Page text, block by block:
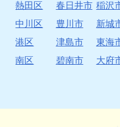
熱田区
中川区
港区
南区
春日井市
豊川市
津島市
碧南市
稲沢
新城
東海
大府